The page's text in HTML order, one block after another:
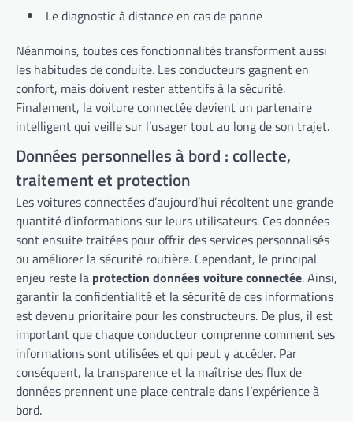
Le diagnostic à distance en cas de panne
Néanmoins, toutes ces fonctionnalités transforment aussi
les habitudes de conduite. Les conducteurs gagnent en
confort, mais doivent rester attentifs à la sécurité.
Finalement, la voiture connectée devient un partenaire
intelligent qui veille sur l’usager tout au long de son trajet.
Données personnelles à bord : collecte,
traitement et protection
Les voitures connectées d’aujourd’hui récoltent une grande
quantité d’informations sur leurs utilisateurs. Ces données
sont ensuite traitées pour offrir des services personnalisés
ou améliorer la sécurité routière. Cependant, le principal
enjeu reste la protection données voiture connectée. Ainsi,
garantir la confidentialité et la sécurité de ces informations
est devenu prioritaire pour les constructeurs. De plus, il est
important que chaque conducteur comprenne comment ses
informations sont utilisées et qui peut y accéder. Par
conséquent, la transparence et la maîtrise des flux de
données prennent une place centrale dans l’expérience à
bord.